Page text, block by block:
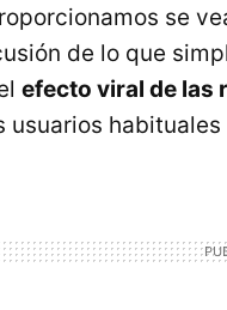
se
de lo que
efecto viral de las
usuarios habituales